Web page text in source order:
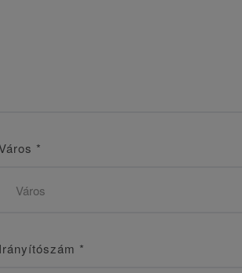
*
Irányítószám *